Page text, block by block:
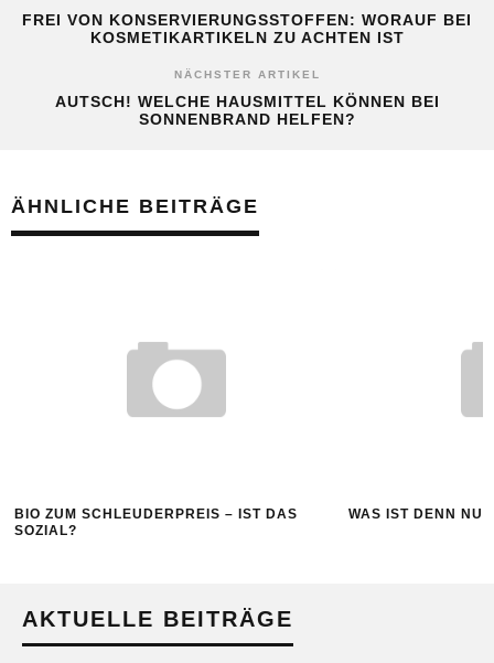
FREI VON KONSERVIERUNGSSTOFFEN: WORAUF BEI
KOSMETIKARTIKELN ZU ACHTEN IST
NÄCHSTER ARTIKEL
AUTSCH! WELCHE HAUSMITTEL KÖNNEN BEI
SONNENBRAND HELFEN?
ÄHNLICHE BEITRÄGE
BIO ZUM SCHLEUDERPREIS – IST DAS
SOZIAL?
WAS IST DENN
AKTUELLE BEITRÄGE